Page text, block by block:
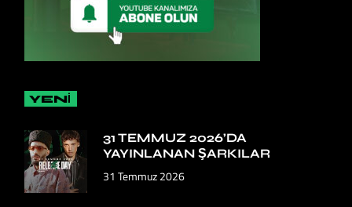
YENİ
31 TEMMUZ 2026’DA
YAYINLANAN ŞARKILAR
31 Temmuz 2026